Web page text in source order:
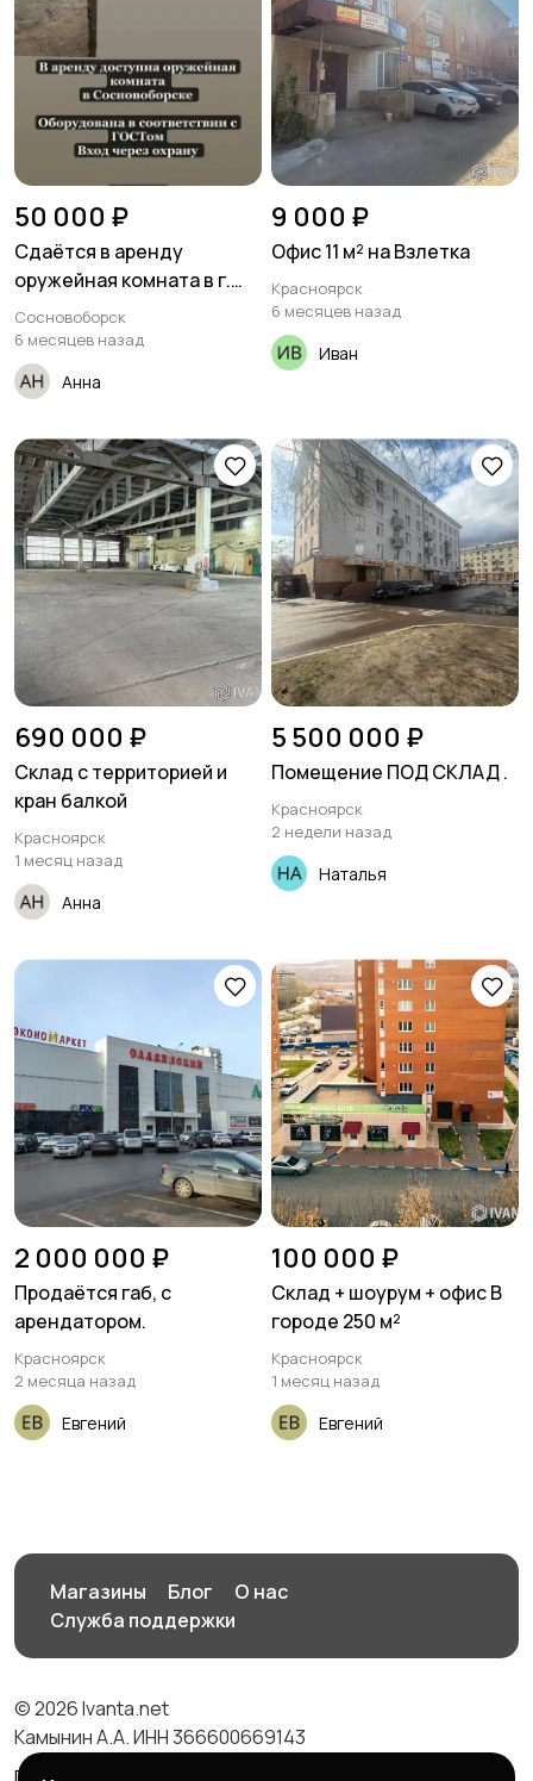
50 000 ₽
Сдаётся в аренду
оружейная комната в г.
Сосновоборск.
Сосновоборск
6 месяцев назад
Анна
9 000 ₽
Офис 11 м² на Взлетка
Красноярск
6 месяцев назад
Иван
690 000 ₽
Склад с территорией и
кран балкой
Красноярск
1 месяц назад
Анна
5 500 000 ₽
Помещение ПОД СКЛАД .
Красноярск
2 недели назад
Наталья
2 000 000 ₽
Продаётся габ, с
арендатором.
Красноярск
2 месяца назад
Евгений
100 000 ₽
Склад + шоурум + офис В
городе 250 м²
Красноярск
1 месяц назад
Евгений
Магазины Блог
О нас
Служба поддержки
© 2026 Ivanta.net
Камынин А.А. ИНН 366600669143